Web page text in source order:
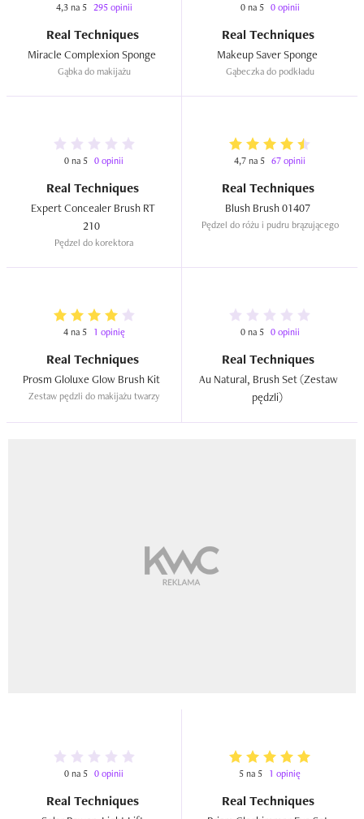
4,3 na 5 295 opinii
Real Techniques
Gąbka do makijażu
0 na 5 0 opinii
Real Techniques
Gąbeczka do podkładu
0 na 5 0 opinii
Real Techniques
Expert Concealer Brush RT
Pędzel do korektora
4,7 na 5 67 opinii
Real Techniques
Pędzel do różu i pudru brązującego
4 na 5 1 opinię
Real Techniques
Zestaw pędzli do makijażu twarzy
0 na 5 0 opinii
Real Techniques
Au Natural, Brush Set (Zestaw
0 na 5 0 opinii
Real Techniques
5 na 5 1 opinię
Real Techniques